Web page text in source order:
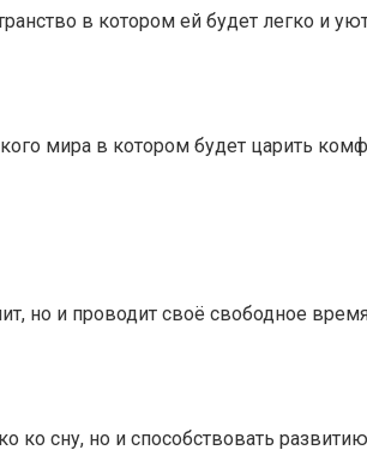
в котором ей будет легко и
мира в котором будет царить
но и проводит своё свободное
сну, но и способствовать